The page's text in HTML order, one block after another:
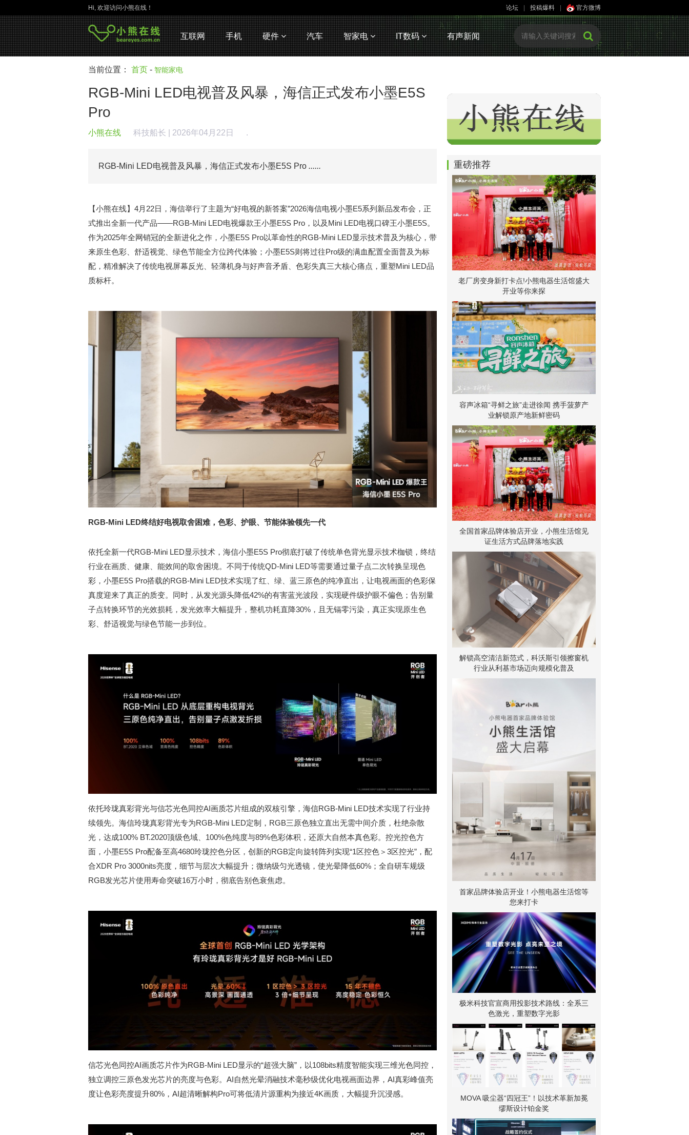
Hi, 欢迎访问小熊在线！ 论坛 投稿爆料 官方微博
互联网 手机 硬件 汽车 智家电 IT数码 有声新闻
当前位置： 首页 - 智能家电
RGB-Mini LED电视普及风暴，海信正式发布小墨E5S
Pro
小熊在线 科技船长 | 2026年04月22日 .
RGB-Mini LED电视普及风暴，海信正式发布小墨E5S Pro ......
【小熊在线】4月22日，海信举行了主题为“好电视的新答案”2026海信电视小墨E5系列新品发布会，正
式推出全新一代产品——RGB-Mini LED电视爆款王小墨E5S Pro，以及Mini LED电视口碑王小墨E5S。
作为2025年全网销冠的全新进化之作，小墨E5S Pro以革命性的RGB-Mini LED显示技术普及为核心，带
来原生色彩、舒适视觉、绿色节能全方位跨代体验；小墨E5S则将过往Pro级的满血配置全面普及为标
配，精准解决了传统电视屏幕反光、轻薄机身与好声音矛盾、色彩失真三大核心痛点，重塑Mini LED品
质标杆。
RGB-Mini LED终结好电视取舍困难，色彩、护眼、节能体验领先一代
依托全新一代RGB-Mini LED显示技术，海信小墨E5S Pro彻底打破了传统单色背光显示技术枷锁，终结
行业在画质、健康、能效间的取舍困境。不同于传统QD-Mini LED等需要通过量子点二次转换呈现色
彩，小墨E5S Pro搭载的RGB-Mini LED技术实现了红、绿、蓝三原色的纯净直出，让电视画面的色彩保
真度迎来了真正的质变。同时，从发光源头降低42%的有害蓝光波段，实现硬件级护眼不偏色；告别量
子点转换环节的光效损耗，发光效率大幅提升，整机功耗直降30%，且无镉零污染，真正实现原生色
彩、舒适视觉与绿色节能一步到位。
依托玲珑真彩背光与信芯光色同控AI画质芯片组成的双核引擎，海信RGB-Mini LED技术实现了行业持
续领先。海信玲珑真彩背光专为RGB-Mini LED定制，RGB三原色独立直出无需中间介质，杜绝杂散
光，达成100% BT.2020顶级色域、100%色纯度与89%色彩体积，还原大自然本真色彩。控光控色方
面，小墨E5S Pro配备至高4680玲珑控色分区，创新的RGB定向旋转阵列实现“1区控色＞3区控光”，配
合XDR Pro 3000nits亮度，细节与层次大幅提升；微纳级匀光透镜，使光晕降低60%；全自研车规级
RGB发光芯片使用寿命突破16万小时，彻底告别色衰焦虑。
信芯光色同控AI画质芯片作为RGB-Mini LED显示的“超强大脑”，以108bits精度智能实现三维光色同控，
独立调控三原色发光芯片的亮度与色彩。AI自然光晕消融技术毫秒级优化电视画面边界，AI真彩峰值亮
度让色彩亮度提升80%，AI超清晰解构Pro可将低清片源重构为接近4K画质，大幅提升沉浸感。
重磅推荐
老厂房变身新打卡点!小熊电器生活馆盛大
开业等你来探
容声冰箱“寻鲜之旅”走进徐闻 携手菠萝产
业解锁原产地新鲜密码
全国首家品牌体验店开业，小熊生活馆见
证生活方式品牌落地实践
解锁高空清洁新范式，科沃斯引领擦窗机
行业从利基市场迈向规模化普及
首家品牌体验店开业！小熊电器生活馆等
您来打卡
极米科技官宣商用投影技术路线：全系三
色激光，重塑数字光影
MOVA 吸尘器“四冠王”！以技术革新加冕
缪斯设计铂金奖